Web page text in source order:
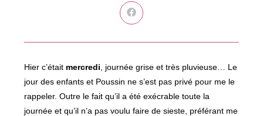
Ouvrir
dans
autre
Hier c’était mercredi , journée grise et très pluvieuse… Le
jour des enfants et Poussin ne s’est pas privé pour me le
rappeler. Outre le fait qu’il a été exécrable toute la
journée et qu’il n’a pas voulu faire de sieste, préférant me